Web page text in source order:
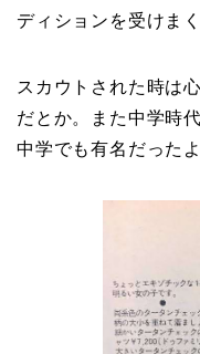
ディションを受けま
スカウトされた時は
だとか。また中学時
中学でも有名だった